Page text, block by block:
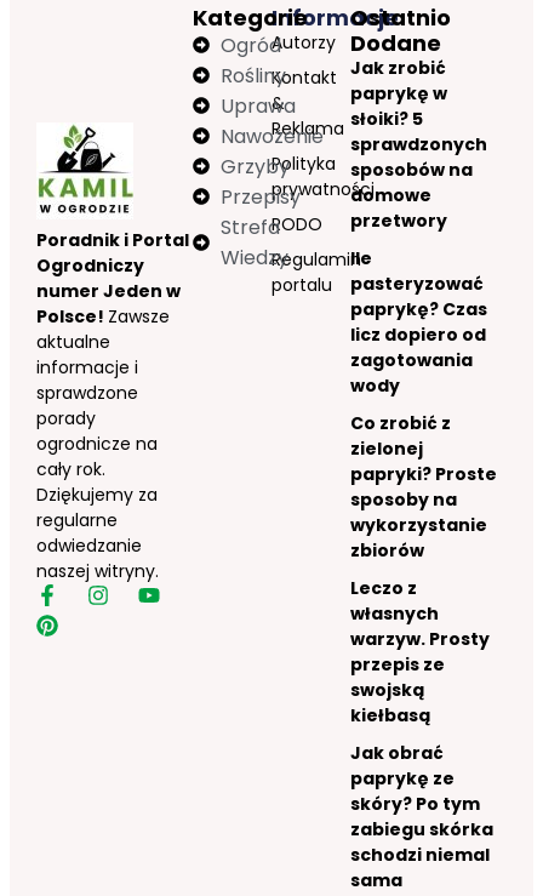
Poradnik i Portal
Ogrodniczy
numer Jeden w
Polsce! Zawsze
aktualne
informacje i
sprawdzone
porady
ogrodnicze na
cały rok.
Dziękujemy za
regularne
odwiedzanie
naszej witryny.
Informacje
Autorzy
Kontakt
&
Reklama
Polityka
prywatności
RODO
Regulamin
portalu
Kategorie
Ogród
Rośliny
Uprawa
Nawożenie
Grzyby
Przepisy
Strefa
Wiedzy
Ostatnio
Dodane
Jak zrobić
paprykę w
słoiki? 5
sprawdzonych
sposobów na
domowe
przetwory
Ile
pasteryzować
paprykę? Czas
licz dopiero od
zagotowania
wody
Co zrobić z
zielonej
papryki? Proste
sposoby na
wykorzystanie
zbiorów
Leczo z
własnych
warzyw. Prosty
przepis ze
swojską
kiełbasą
Jak obrać
paprykę ze
skóry? Po tym
zabiegu skórka
schodzi niemal
sama